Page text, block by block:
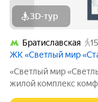
3D-тур
Братиславская
ЖК «Светлый мир
«Светлый мир «Светлый мир
жилой комплекс